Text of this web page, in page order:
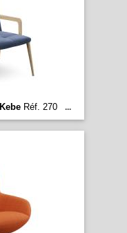
KebeRéf. 270 ...